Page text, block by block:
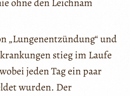
ohne den Leichnam
„Lungenentzündung“ und
stieg im Laufe
jeden Tag ein paar
wurden. Der